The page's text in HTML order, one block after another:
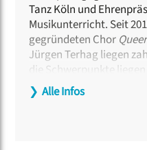
Tanz Köln und
Musikunterricht. Seit
gegründeten Chor
Jürgen Terhag liegen
die Schwerpunkte
Popmusikvermittlung,
insbesondere auf dem
❯ Alle Infos